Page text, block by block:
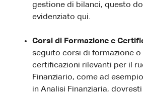
gestione di bilanci, questo
evidenziato qui.
Corsi di Formazione e
seguito corsi di formazione
certificazioni rilevanti per il
Finanziario, come ad
in Analisi Finanziaria,